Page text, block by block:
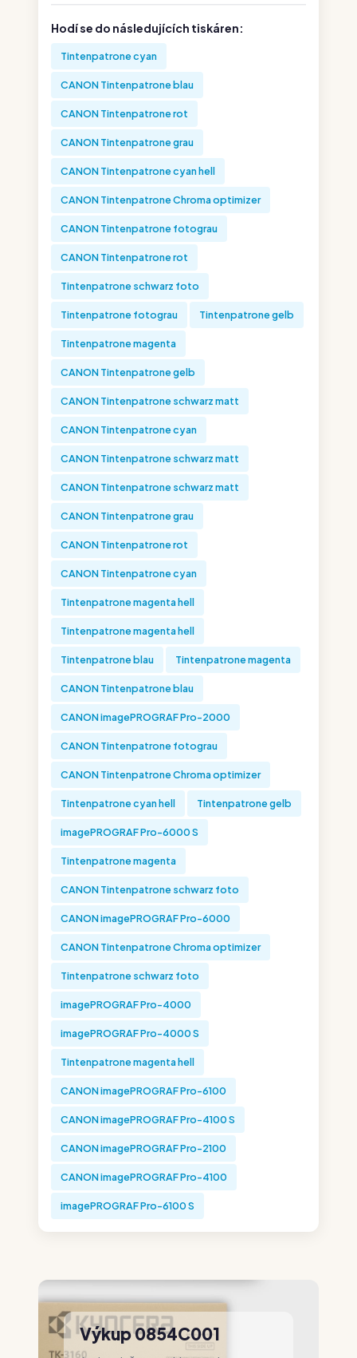
Hodí se do následujících tiskáren:
Tintenpatrone cyan
CANON Tintenpatrone blau
CANON Tintenpatrone rot
CANON Tintenpatrone grau
CANON Tintenpatrone cyan hell
CANON Tintenpatrone Chroma optimizer
CANON Tintenpatrone fotograu
CANON Tintenpatrone rot
Tintenpatrone schwarz foto
Tintenpatrone fotograu Tintenpatrone gelb
Tintenpatrone magenta
CANON Tintenpatrone gelb
CANON Tintenpatrone schwarz matt
CANON Tintenpatrone cyan
CANON Tintenpatrone schwarz matt
CANON Tintenpatrone schwarz matt
CANON Tintenpatrone grau
CANON Tintenpatrone rot
CANON Tintenpatrone cyan
Tintenpatrone magenta hell
Tintenpatrone magenta hell
Tintenpatrone blau Tintenpatrone magenta
CANON Tintenpatrone blau
CANON imagePROGRAF Pro-2000
CANON Tintenpatrone fotograu
CANON Tintenpatrone Chroma optimizer
Tintenpatrone cyan hell Tintenpatrone gelb
imagePROGRAF Pro-6000 S
Tintenpatrone magenta
CANON Tintenpatrone schwarz foto
CANON imagePROGRAF Pro-6000
CANON Tintenpatrone Chroma optimizer
Tintenpatrone schwarz foto
imagePROGRAF Pro-4000
imagePROGRAF Pro-4000 S
Tintenpatrone magenta hell
CANON imagePROGRAF Pro-6100
CANON imagePROGRAF Pro-4100 S
CANON imagePROGRAF Pro-2100
CANON imagePROGRAF Pro-4100
imagePROGRAF Pro-6100 S
Výkup 0854C001